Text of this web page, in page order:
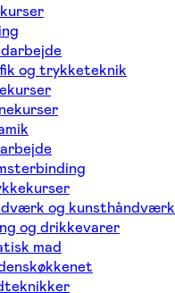
og trykketeknik
og kunsthåndværk
og drikkevarer
mad